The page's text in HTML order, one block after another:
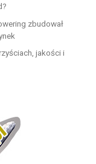
zbudował
jakości i